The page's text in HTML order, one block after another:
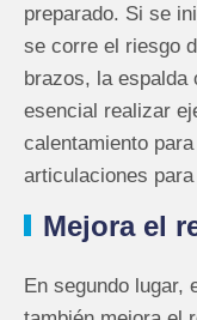
preparado. Si se
se corre el riesgo
brazos, la espalda
esencial realizar
calentamiento
articulaciones
Mejora el
En segundo lugar,